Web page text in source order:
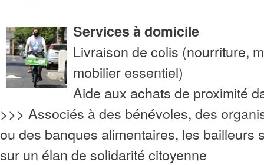
Services à domicile
Livraison de colis (nourriture,
mobilier essentiel)
Aide aux achats de proximité
>>> Associés à des bénévoles, des
ou des banques alimentaires, les bailleurs
sur un élan de solidarité citoyenne